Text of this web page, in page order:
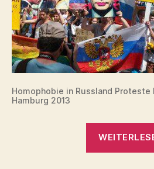
Homophobie in Russland Proteste
Hamburg 2013